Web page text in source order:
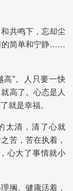
共鸣下，忘却尘
的简单和宁静……
高”。人只要一快
高了。心态是人
就是幸福。
太清，清了心就
苦，苦在执着，
心大了事情就小
搁。健康活着，